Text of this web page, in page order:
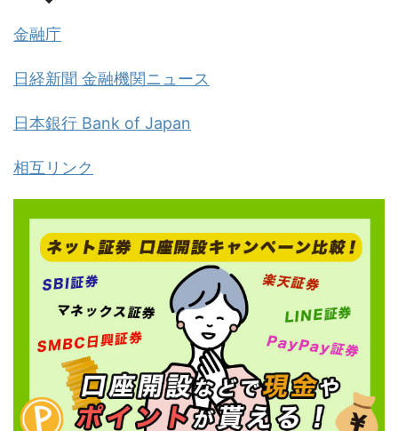
金融庁
日経新聞 金融機関ニュース
日本銀行 Bank of Japan
相互リンク